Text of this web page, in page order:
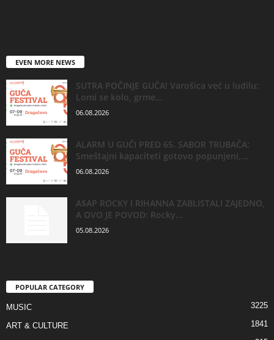
EVEN MORE NEWS
SUTRA POČINJE GUČA! Varošica već u ludilu:
Lomi se kolo, grme...
06.08.2026
ALARM U GUČI PRED 65. SABOR TRUBAČA:
Smeštajni kapaciteti gotovo popunjeni,...
06.08.2026
A$AP ROCKY I RIHANNA ZABLISTALI ZAJEDNO,
A OVO JE POVOD: Rocky...
05.08.2026
POPULAR CATEGORY
MUSIC 3225
ART & CULTURE 1841